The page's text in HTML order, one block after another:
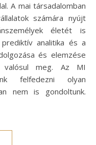
A mai társadalomban
számára nyújt
életét is
analitika és a
és elemzése
meg. Az MI
felfedezni olyan
nem is gondoltunk.